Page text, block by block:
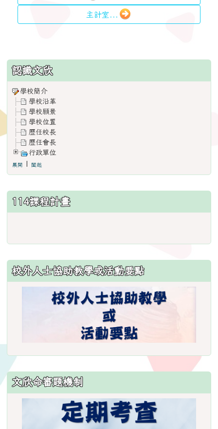
主計室...
:::
認識文欣
學校簡介
學校沿革
學校願景
學校位置
歷任校長
歷任會長
行政單位
展開 闔起
114課程計畫
ncsn=11&nsn=29
\
校外人士協助教學或活動要點
文欣命審題機制